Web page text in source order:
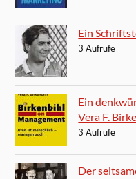
Ein
3 Aufrufe
Ein
Vera F.
3 Aufrufe
Der